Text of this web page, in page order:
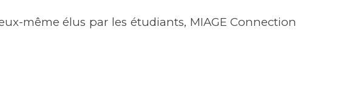
même élus par les étudiants, MIAGE Connection